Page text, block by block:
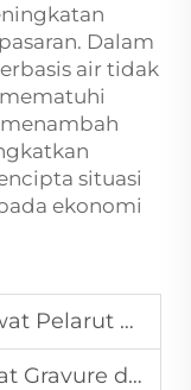
Dalam
air tidak
situasi
ekonomi
Peraturan Alam Sekitar
Pembungkusan Berkualiti Tinggi